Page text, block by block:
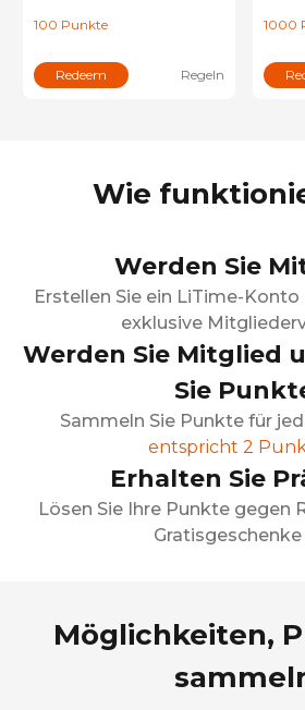
100 Punkte
Redeem Regeln
1000
Wie
Werden Sie
Erstellen Sie ein LiTime-Konto
exklusive
Werden Sie Mitglied
Sie
Sammeln Sie Punkte für
entspricht 2
Erhalten Sie
Lösen Sie Ihre Punkte gegen
Gratisgeschenke
Möglichkeiten,